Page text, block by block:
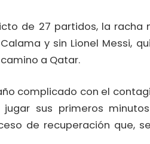
de 27 partidos, la racha
y sin Lionel Messi,
a Qatar.
complicado con el
sus primeros
de recuperación que,